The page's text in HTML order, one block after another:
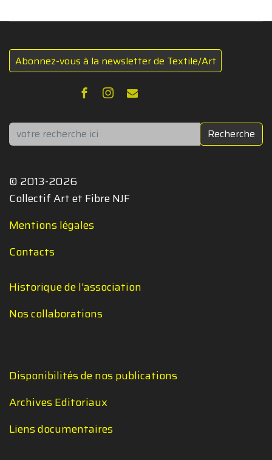
Abonnez-vous à la newsletter de Textile/Art
Rechercher Recherche
© 2013-2026
Collectif Art et Fibre NJF
Mentions légales
Contacts
Historique de l'association
Nos collaborations
Disponibilités de nos publications
Archives Editoriaux
Liens documentaires